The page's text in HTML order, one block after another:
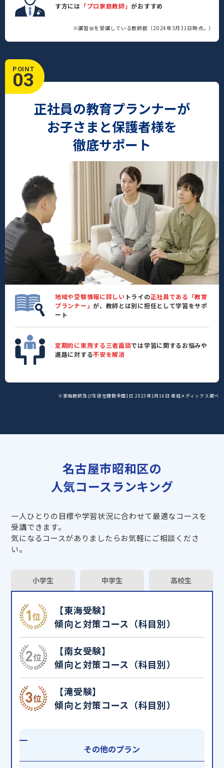
す方には 「プロ家庭教師」がおすすめ
※講習会を受講している教師数（2024年3月31日時点。）
POINT
03
正社員の教育プランナーが
お子さまと保護者様を
徹底サポート
地域や受験情報に詳しい トライの正社員である「教育
プランナー」が、教師とは別に担任として学習をサポ
ート
定期的に実施する三者面談では学習に関するお悩みや
進路に対する不安を解消
※家庭教師及び生徒在籍数全国1位 2023年1月16日 産經メディックス調べ
名古屋市昭和区の
人気コースランキング
一人ひとりの目標や学習状況に合わせて最適なコースを
受講できます。
気になるコースがありましたらお気軽にご相談くださ
い。
小学生 中学生 高校生
【東海受験】
傾向と対策コース（科目別）
【南女受験】
傾向と対策コース（科目別）
【滝受験】
傾向と対策コース（科目別）
その他のプラン